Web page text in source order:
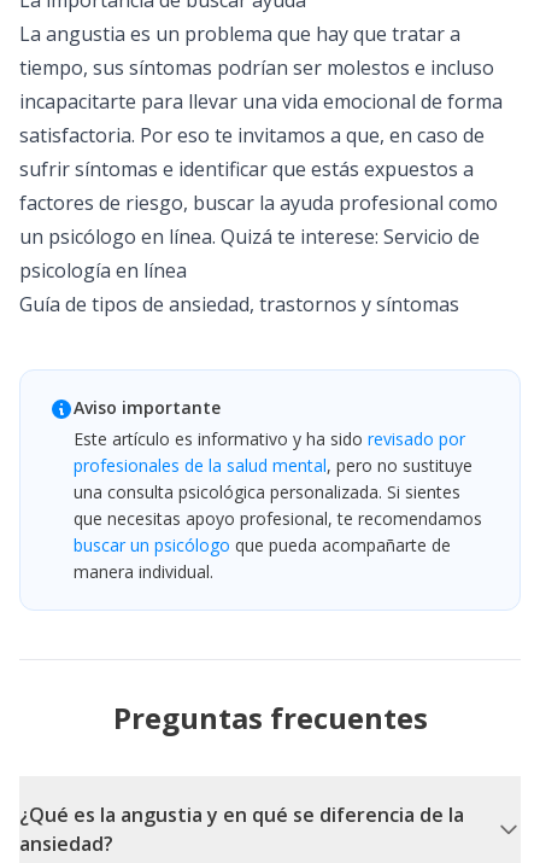
La angustia es un problema que hay que tratar a
tiempo, sus síntomas podrían ser molestos e incluso
incapacitarte para llevar una vida emocional de forma
satisfactoria. Por eso te invitamos a que, en caso de
sufrir síntomas e identificar que estás expuestos a
factores de riesgo, buscar la ayuda profesional como
un psicólogo en línea. Quizá te interese: Servicio de
psicología en línea
Guía de tipos de ansiedad, trastornos y síntomas
Aviso importante
Este artículo es informativo y ha sido revisado por
profesionales de la salud mental, pero no sustituye
una consulta psicológica personalizada. Si sientes
que necesitas apoyo profesional, te recomendamos
buscar un psicólogo que pueda acompañarte de
manera individual.
Preguntas frecuentes
¿Qué es la angustia y en qué se diferencia de la
ansiedad?